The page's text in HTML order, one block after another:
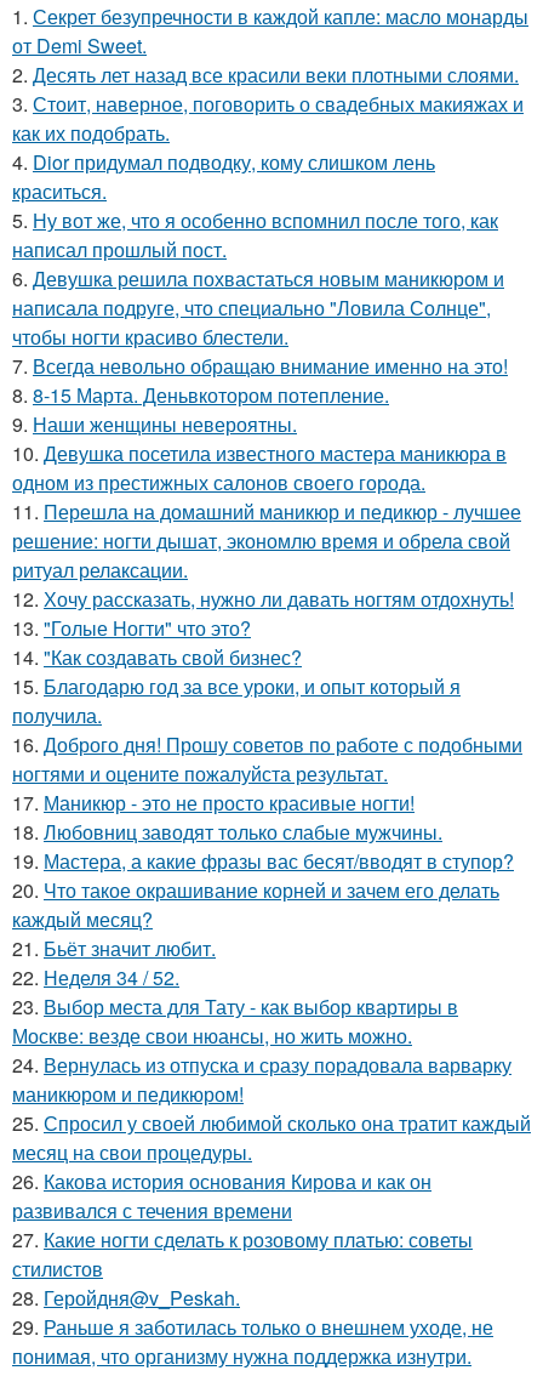
1. Секрет безупречности в каждой капле: масло монарды
от Demi Sweet.
2. Десять лет назад все красили веки плотными слоями.
3. Стоит, наверное, поговорить о свадебных макияжах и
как их подобрать.
4. Dior придумал подводку, кому слишком лень
краситься.
5. Ну вот же, что я особенно вспомнил после того, как
написал прошлый пост.
6. Девушка решила похвастаться новым маникюром и
написала подруге, что специально "Ловила Солнце",
чтобы ногти красиво блестели.
7. Всегда невольно обращаю внимание именно на это!
8. 8-15 Марта. Деньвкотором потепление.
9. Наши женщины невероятны.
10. Девушка посетила известного мастера маникюра в
одном из престижных салонов своего города.
11. Перешла на домашний маникюр и педикюр - лучшее
решение: ногти дышат, экономлю время и обрела свой
ритуал релаксации.
12. Хочу рассказать, нужно ли давать ногтям отдохнуть!
13. "Голые Ногти" что это?
14. "Как создавать свой бизнес?
15. Благодарю год за все уроки, и опыт который я
получила.
16. Доброго дня! Прошу советов по работе с подобными
ногтями и оцените пожалуйста результат.
17. Маникюр - это не просто красивые ногти!
18. Любовниц заводят только слабые мужчины.
19. Мастера, а какие фразы вас бесят/вводят в ступор?
20. Что такое окрашивание корней и зачем его делать
каждый месяц?
21. Бьёт значит любит.
22. Неделя 34 / 52.
23. Выбор места для Тату - как выбор квартиры в
Москве: везде свои нюансы, но жить можно.
24. Вернулась из отпуска и сразу порадовала варварку
маникюром и педикюром!
25. Спросил у своей любимой сколько она тратит каждый
месяц на свои процедуры.
26. Какова история основания Кирова и как он
развивался с течения времени
27. Какие ногти сделать к розовому платью: советы
стилистов
28. Геройдня@v_Peskah.
29. Раньше я заботилась только о внешнем уходе, не
понимая, что организму нужна поддержка изнутри.